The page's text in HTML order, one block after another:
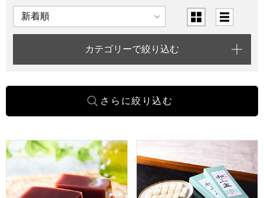
表示順 表示切替
カテゴリーで絞り込む
小男鹿本舗 冨士屋 水羊羹 10個入【年間ギフト】
小男鹿本舗 冨士屋 和三盆 長